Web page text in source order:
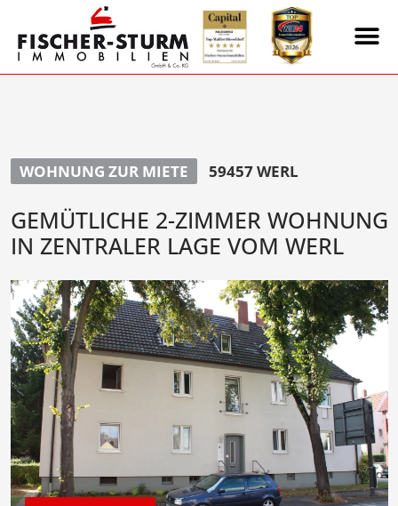
WOHNUNG ZUR MIETE 59457 WERL
GEMÜTLICHE 2-ZIMMER WOHNUNG
IN ZENTRALER LAGE VOM WERL